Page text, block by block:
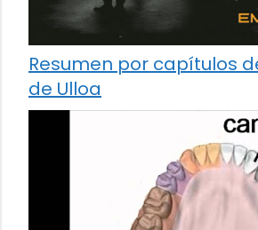
Resumen por capítulos
de Ulloa